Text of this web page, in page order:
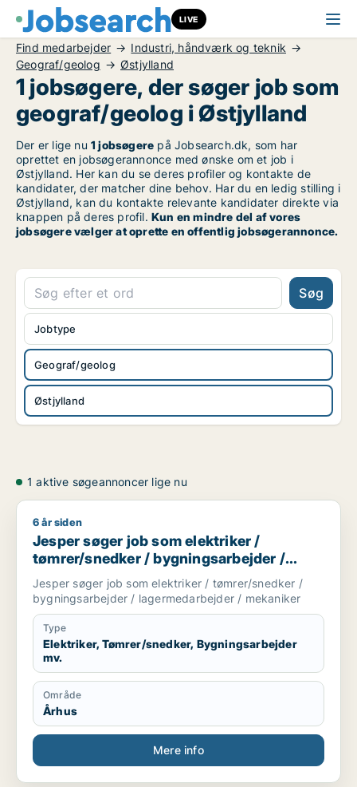
LIVE
Find medarbejder
Industri, håndværk og teknik
Geograf/geolog
Østjylland
1 jobsøgere, der søger job som
geograf/geolog i Østjylland
Der er lige nu 1 jobsøgere på Jobsearch.dk, som har
oprettet en jobsøgerannonce med ønske om et job i
Østjylland. Her kan du se deres profiler og kontakte de
kandidater, der matcher dine behov. Har du en ledig stilling i
Østjylland, kan du kontakte relevante kandidater direkte via
knappen på deres profil. Kun en mindre del af vores
jobsøgere vælger at oprette en offentlig jobsøgerannonce.
Søg
Geograf/geolog
Østjylland
Jobtype
1 aktive søgeannoncer lige nu
Jesper søger job som elektriker / tømrer/snedker /
6 år siden
Jesper søger job som elektriker /
tømrer/snedker / bygningsarbejder /
lagermedarbejder / mekaniker
Jesper søger job som elektriker / tømrer/snedker /
bygningsarbejder / lagermedarbejder / mekaniker
Type
Elektriker, Tømrer/snedker, Bygningsarbejder
mv.
Område
Århus
Mere info